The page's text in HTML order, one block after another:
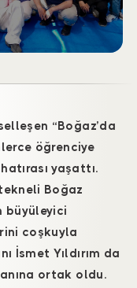
“Boğaz’da
öğrenciye
yaşattı.
Boğaz
büyüleyici
coşkuyla
İsmet Yıldırım da
ortak oldu.